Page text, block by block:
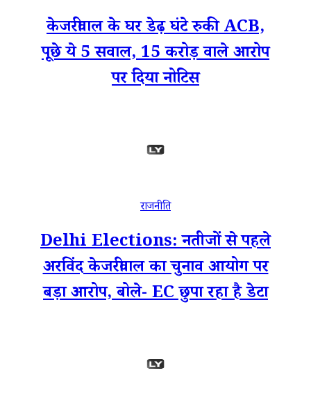
केजरीवाल के घर डेढ़ घंटे रुकी ACB,
पूछे ये 5 सवाल, 15 करोड़ वाले आरोप
पर दिया नोटिस
राजनीति
Delhi Elections: नतीजों से पहले
अरविंद केजरीवाल का चुनाव आयोग पर
बड़ा आरोप, बोले- EC छुपा रहा है डेटा